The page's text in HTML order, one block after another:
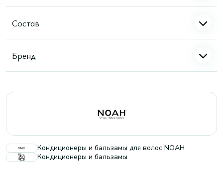
Состав
Бренд
Кондиционеры и бальзамы для волос NOAH
Кондиционеры и бальзамы